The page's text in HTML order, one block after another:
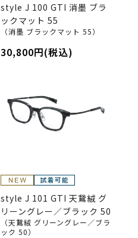
style J 100 GTI 消墨 ブラ
ックマット 55
（消墨 ブラックマット 55）
30,800円(税込)
style J 101 GTI 天鵞絨 グ
リーングレー／ブラック 50
（天鵞絨 グリーングレー／ブラ
ック 50）